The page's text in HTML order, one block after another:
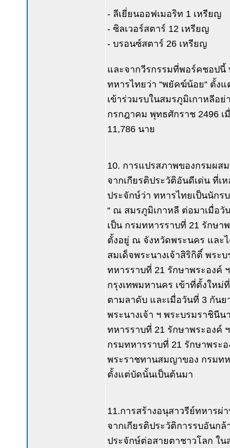
- ลีเยี่ยนออฟเมอริท 1 เหรียญ
- ซิลเวอร์สตาร์ 12 เหรียญ
- บรอนซ์สตาร์ 26 เหรียญ
และจากวีรกรรมที่พอร์คชอปนี้
ทหารไทยว่า “พยัคฆ์น้อย“ ตั้ง
เข้าร่วมรบในสมรภูมิเกาหลีอ
กรกฎาคม พุทธศักราช 2496 เ
11,786 นาย
10. การแปรสภาพของกรมผส
จากเกียรติประวัติอันดีเด่น ที่
ประจักษ์ว่า ทหารไทยเป็นนัก
“ ณ สมรภูมิเกาหลี ต่อมาเมื่อ
เป็น กรมทหารราบที่ 21 รักษา
ตั้งอยู่ ณ จังหวัดพระนคร และ
สมเด็จพระนางเจ้าสิริกิติ์ พระ
ทหารราบที่ 21 รักษาพระองค์
กรุงเทพมหานคร เข้าที่ตั้งให
ตามลาดับ และเมื่อวันที่ 3 กัน
พระนางเจ้า ฯ พระบรมราชินี
ทหารราบที่ 21 รักษาพระองค์
กรมทหารราบที่ 21 รักษาพระ
พระราชทานสมญาของ กรมทห
ตั้งแต่บัดนั้นเป็นต้นมา
11.การสร้างอนุสาวรีย์ทหารผ่
จากเกียรติประวัติการรบอันก
ประจักษ์ต่อสายตาชาวโลก ใ